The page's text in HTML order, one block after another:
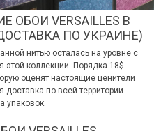
VERSAILLES В
ПО УКРАИНЕ)
нитью осталась на уровне с
коллекции. Порядка 18$
оценят настоящие ценители
доставка по всей территории
упаковок.